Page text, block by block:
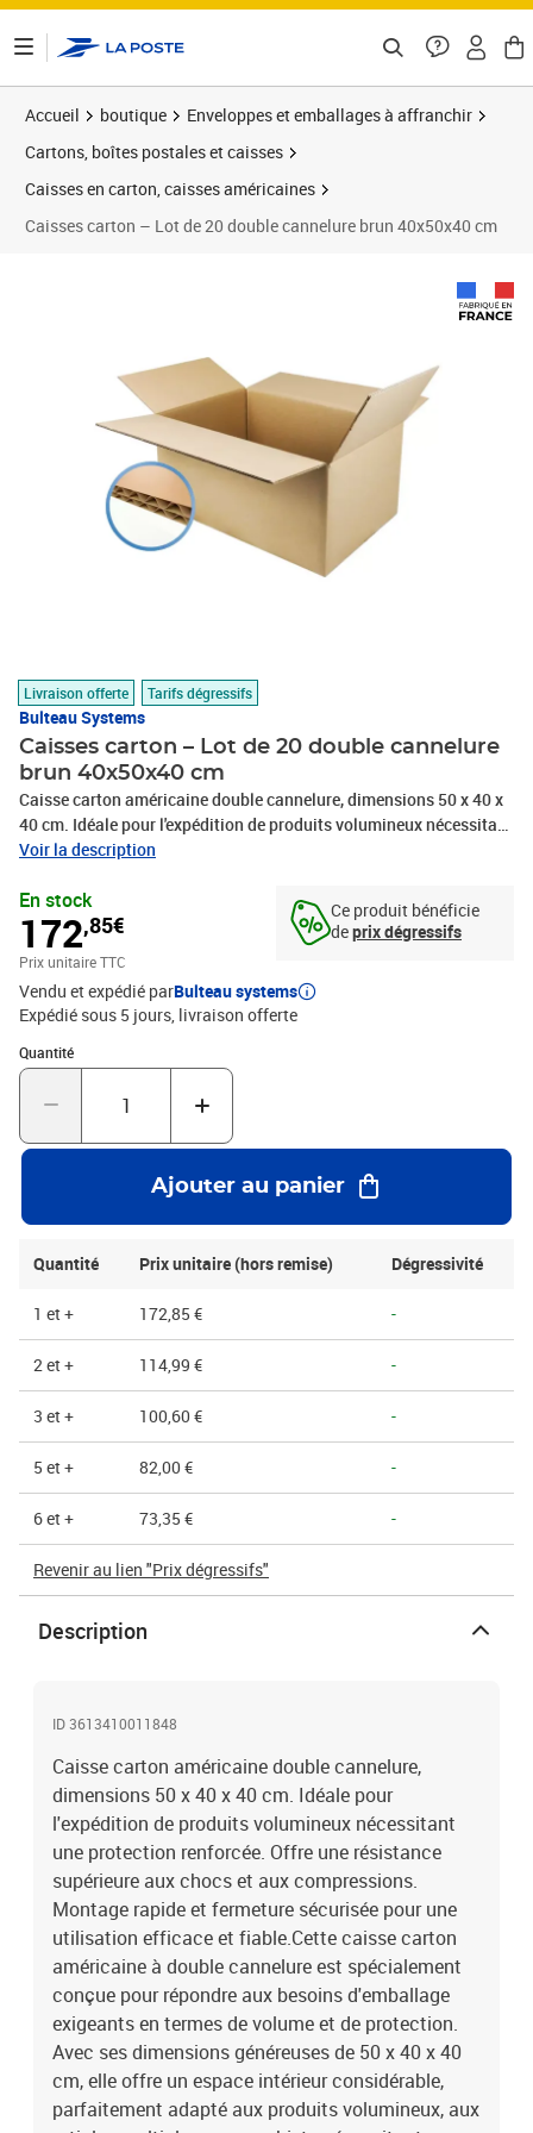
Accueil boutique
Enveloppes et emballages à affranchir
Cartons, boîtes postales et caisses
Caisses en carton, caisses américaines
Caisses carton – Lot de 20 double cannelure brun 40x50x40 cm
Livraison offerte Tarifs dégressifs
Bulteau Systems
Caisses carton – Lot de 20 double cannelure
brun 40x50x40 cm
Caisse carton américaine double cannelure, dimensions 50 x 40 x
40 cm. Idéale pour l'expédition de produits volumineux nécessitant
une protection renforcée. Offre une résistance supérieure aux
pour une utilisation efficace et fiable.Cette caisse carton
américaine à double cannelure est spécialement conçue pour
répondre aux besoins d'emballage exigeants en termes de volume
et de protection. Avec ses dimensions généreuses de 50 x 40 x 40
cm, elle offre un espace intérieur considérable, parfaitement
adapté aux produits volumineux, aux articles multiples ou aux
objets nécessitant un calage important.La structure à double
cannelure confère à cette caisse une résistance exceptionnelle, la
rendant particulièrement appropriée pour le transport de
une protection maximale contre les chocs, les compressions et les
vibrations tout au long du parcours logistique, préservant
l'intégrité du contenu jusqu'à sa destination finale.Le montage de
la caisse est simplifié grâce à son fond automatique, permettant
est particulièrement avantageuse dans les s à fort volume
supérieurs garantissent une fermeture sûre et robuste, renforçant
Voir la description
En stock
172,85€
Prix unitaire TTC
Vendu et expédié parBulteau systems
Expédié sous 5 jours livraison offerte
Ce produit bénéficie
deprix dégressifs
Quantité
Quantité : 1
Ajouter au panier
Quantité Prix unitaire (hors remise) Dégressivité
1 et + 172,85 € -
2 et + 114,99 € -
3 et + 100,60 € -
5 et + 82,00 € -
6 et + 73,35 € -
Revenir au lien "Prix dégressifs"
Description
ID 3613410011848
Caisse carton américaine double cannelure,
dimensions 50 x 40 x 40 cm. Idéale pour
l'expédition de produits volumineux nécessitant
une protection renforcée. Offre une résistance
supérieure aux chocs et aux compressions.
Montage rapide et fermeture sécurisée pour une
utilisation efficace et fiable.Cette caisse carton
américaine à double cannelure est spécialement
conçue pour répondre aux besoins d'emballage
exigeants en termes de volume et de protection.
Avec ses dimensions généreuses de 50 x 40 x 40
cm, elle offre un espace intérieur considérable,
parfaitement adapté aux produits volumineux, aux